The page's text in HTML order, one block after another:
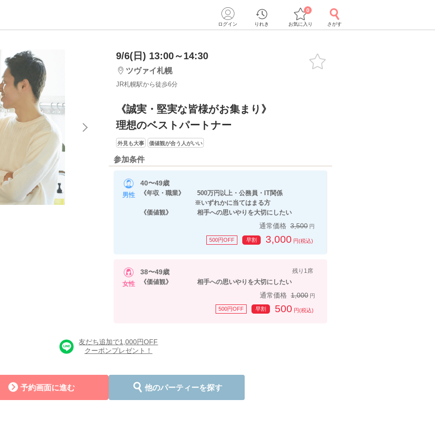
ログイン りれき お気に入り
0
さがす
9/6(日) 13:00～14:30
ツヴァイ札幌
JR札幌駅から徒歩6分
《誠実・堅実な皆様がお集まり》
理想のベストパートナー
外見も大事 価値観が合う人がいい
参加条件
男性
40〜49歳
《年収・職業》 500万円以上・公務員・IT関係
※いずれかに当てはまる方
《価値観》 相手への思いやりを大切にしたい
通常価格 3,500 円
500円OFF 早割 3,000 円(税込)
女性
残り1席
38〜49歳
《価値観》 相手への思いやりを大切にしたい
通常価格 1,000 円
500円OFF 早割 500 円(税込)
友だち追加で1,000円OFF
クーポンプレゼント！
予約画面に進む 他のパーティーを探す